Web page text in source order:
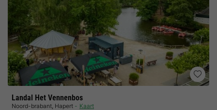
Landal Het Vennenbos
Noord-brabant, Hapert Kaart